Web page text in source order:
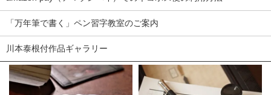
「万年筆で書く」ペン習字教室のご案内
川本泰根付作品ギャラリー